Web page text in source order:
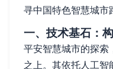
寻中国特色智慧城市
一、技术基石：
平安智慧城市的探索
之上。其依托人工